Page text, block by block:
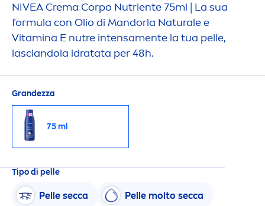
NIVEA Crema Corpo Nutriente 75ml | La sua
formula con Olio di Mandorla Naturale e
Vitamina E nutre intensamente la tua pelle,
lasciandola idratata per 48h.
Grandezza
75 ml
Tipo di pelle
Pelle secca Pelle molto secca